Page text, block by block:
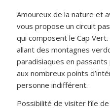
Amoureux de la nature et
vous propose un circuit
qui composent le Cap
allant des montagnes
paradisiaques en
aux nombreux points
personne indifférent.
Possibilité de visiter l’île